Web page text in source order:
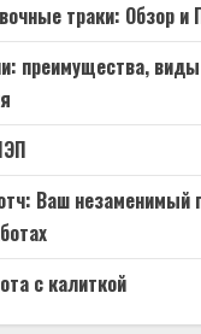
траки: Обзор
преимущества, виды
Ваш незаменимый
с калиткой